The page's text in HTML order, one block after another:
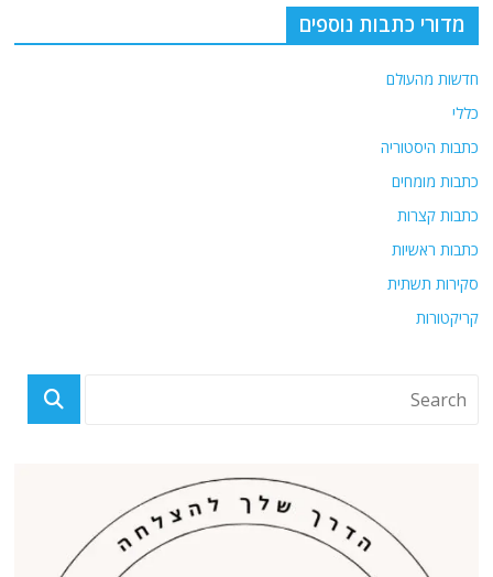
מדורי כתבות נוספים
חדשות מהעולם
כללי
כתבות היסטוריה
כתבות מומחים
כתבות קצרות
כתבות ראשיות
סקירות תשתית
קריקטורות